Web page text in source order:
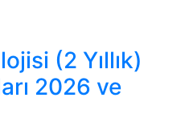
(2 Yıllık)
2026 ve